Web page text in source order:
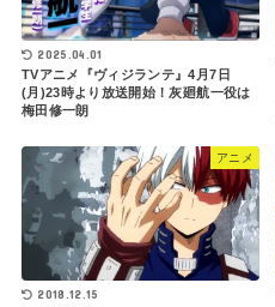
2025.04.01
TVアニメ『ヴィジランテ』4月7日
(月)23時より放送開始！灰廻航一役は
梅田修一朗
アニメ
2018.12.15